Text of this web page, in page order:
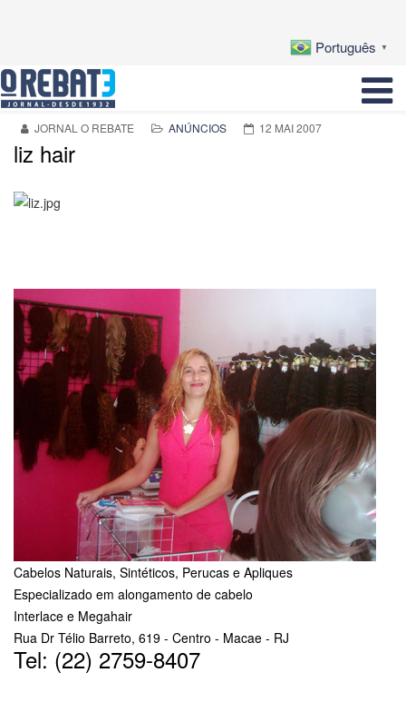
Português ▼
JORNAL O REBATE ANÚNCIOS 12 MAI 2007
liz hair
Cabelos Naturais, Sintéticos, Perucas e Apliques
Especializado em alongamento de cabelo
Interlace e Megahair
Rua Dr Télio Barreto, 619 - Centro - Macae - RJ
Tel: (22) 2759-8407